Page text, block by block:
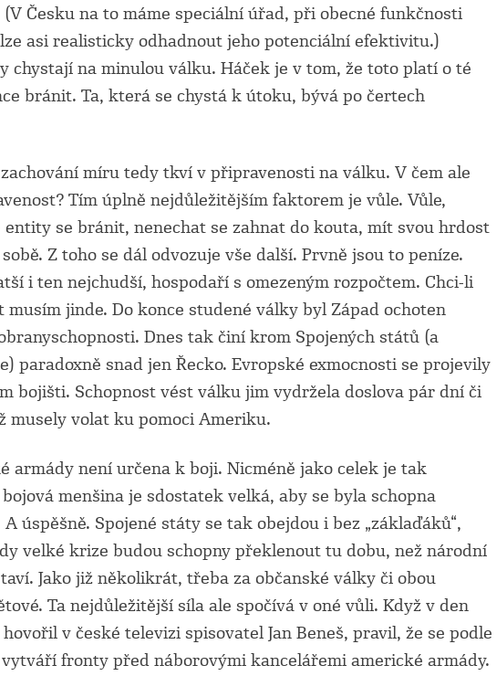
Česku na to máme speciální úřad, při obecné funkčnosti
asi realisticky odhadnout jeho potenciální efektivitu.)
chystají na minulou válku. Háček je v tom, že toto platí o té
bránit. Ta, která se chystá k útoku, bývá po čertech
míru tedy tkví v připravenosti na válku. V čem ale
Tím úplně nejdůležitějším faktorem je vůle. Vůle,
se bránit, nenechat se zahnat do kouta, mít svou hrdost
Z toho se dál odvozuje vše další. Prvně jsou to peníze.
i ten nejchudší, hospodaří s omezeným rozpočtem. Chci-li
jinde. Do konce studené války byl Západ ochoten
Dnes tak činí krom Spojených států (a
paradoxně snad jen Řecko. Evropské exmocnosti se projevily
bojišti. Schopnost vést válku jim vydržela doslova pár dní či
musely volat ku pomoci Ameriku.
armády není určena k boji. Nicméně jako celek je tak
menšina je sdostatek velká, aby se byla schopna
úspěšně. Spojené státy se tak obejdou i bez „záklaďáků“,
velké krize budou schopny překlenout tu dobu, než národní
Jako již několikrát, třeba za občanské války či obou
Ta nejdůležitější síla ale spočívá v oné vůli. Když v den
v české televizi spisovatel Jan Beneš, pravil, že se podle
fronty před náborovými kancelářemi americké armády.